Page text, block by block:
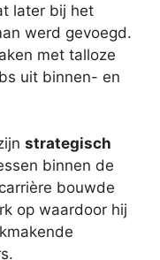
later bij het
werd gevoegd.
met talloze
uit binnen- en
strategisch
binnen de
bouwde
op waardoor hij